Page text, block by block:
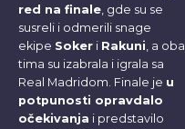
red na finale, gde su se
susreli i odmerili snage
ekipe Soker i Rakuni, a oba
tima su izabrala i igrala sa
Real Madridom. Finale je u
potpunosti opravdalo
očekivanja i predstavilo